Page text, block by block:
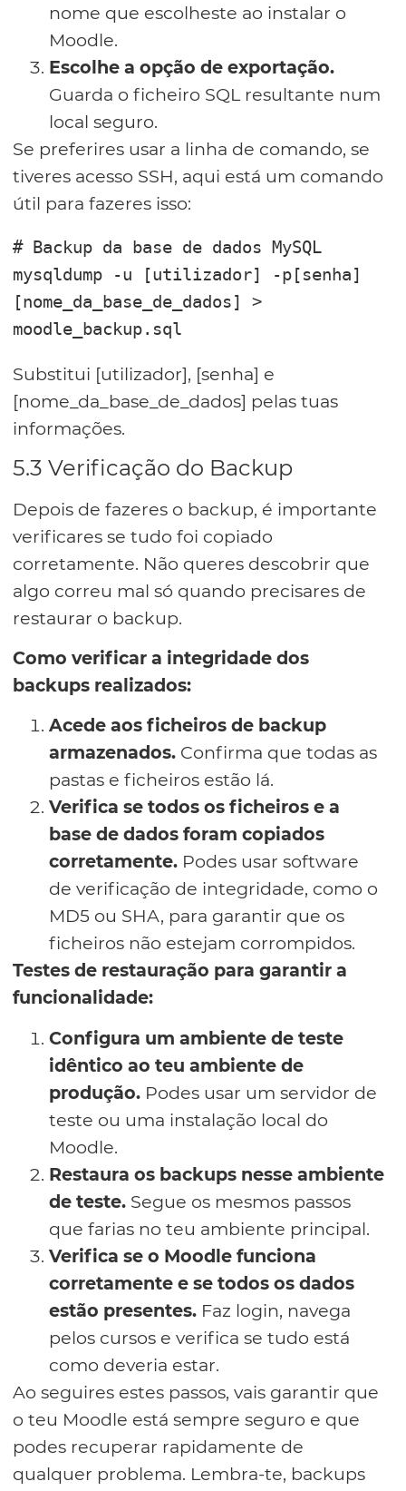
nome que escolheste ao instalar o
Moodle.
Escolhe a opção de exportação.
Guarda o ficheiro SQL resultante num
local seguro.
Se preferires usar a linha de comando, se
tiveres acesso SSH, aqui está um comando
útil para fazeres isso:
# Backup da base de dados MySQL
mysqldump -u [utilizador] -p[senha]
[nome_da_base_de_dados] >
moodle_backup.sql
Substitui [utilizador], [senha] e
[nome_da_base_de_dados] pelas tuas
informações.
5.3 Verificação do Backup
Depois de fazeres o backup, é importante
verificares se tudo foi copiado
corretamente. Não queres descobrir que
algo correu mal só quando precisares de
restaurar o backup.
Como verificar a integridade dos
backups realizados:
Acede aos ficheiros de backup
armazenados. Confirma que todas as
pastas e ficheiros estão lá.
Verifica se todos os ficheiros e a
base de dados foram copiados
corretamente. Podes usar software
de verificação de integridade, como o
MD5 ou SHA, para garantir que os
ficheiros não estejam corrompidos.
Testes de restauração para garantir a
funcionalidade:
Configura um ambiente de teste
idêntico ao teu ambiente de
produção. Podes usar um servidor de
teste ou uma instalação local do
Moodle.
Restaura os backups nesse ambiente
de teste. Segue os mesmos passos
que farias no teu ambiente principal.
Verifica se o Moodle funciona
corretamente e se todos os dados
estão presentes. Faz login, navega
pelos cursos e verifica se tudo está
como deveria estar.
Ao seguires estes passos, vais garantir que
o teu Moodle está sempre seguro e que
podes recuperar rapidamente de
qualquer problema. Lembra-te, backups